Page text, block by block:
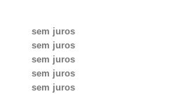
sem juros
sem juros
sem juros
sem juros
sem juros